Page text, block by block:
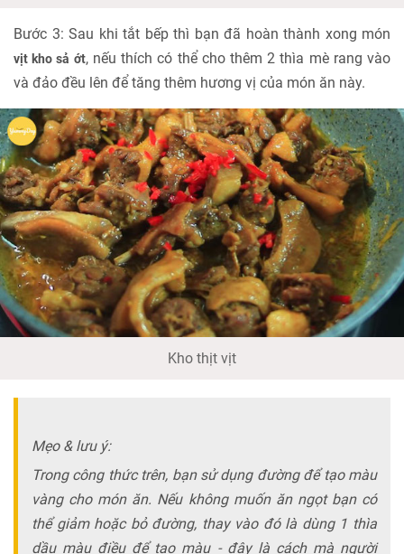
Bước 3: Sau khi tắt bếp thì bạn đã hoàn thành xong món
vịt kho sả ớt, nếu thích có thể cho thêm 2 thìa mè rang vào
và đảo đều lên để tăng thêm hương vị của món ăn này.
Kho thịt vịt
Mẹo & lưu ý:
Trong công thức trên, bạn sử dụng đường để tạo màu
vàng cho món ăn. Nếu không muốn ăn ngọt bạn có
thể giảm hoặc bỏ đường, thay vào đó là dùng 1 thìa
dầu màu điều để tạo màu - đây là cách mà người